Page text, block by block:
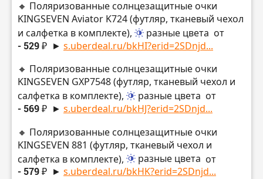
🔸 Поляризованные солнцезащитные очки
KINGSEVEN Aviator K724 (футляр, тканевый чехол
и салфетка в комплекте),
разные цвета от
- 529 ₽ ► s.uberdeal.ru/bkHI?erid=2SDnjd...
🔸 Поляризованные солнцезащитные очки
KINGSEVEN GXP7548 (футляр, тканевый чехол и
салфетка в комплекте),
разные цвета от
- 569 ₽ ► s.uberdeal.ru/bkHJ?erid=2SDnjd...
🔸 Поляризованные солнцезащитные очки
KINGSEVEN 881 (футляр, тканевый чехол и
салфетка в комплекте),
разные цвета от
- 579 ₽ ► s.uberdeal.ru/bkHK?erid=2SDnjd...